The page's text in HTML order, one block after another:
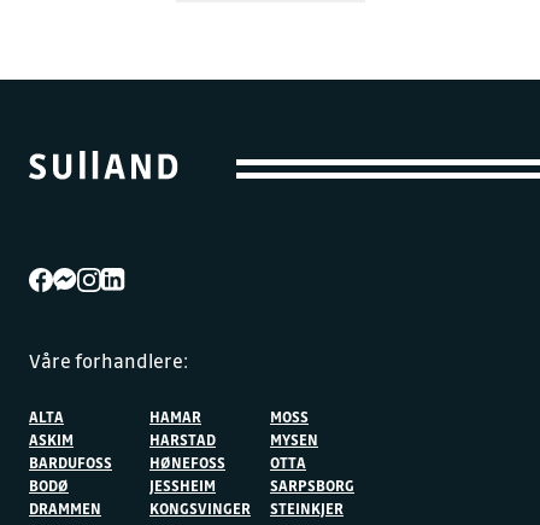
Våre forhandlere:
ALTA
ASKIM
BARDUFOSS
BODØ
DRAMMEN
HAMAR
HARSTAD
HØNEFOSS
JESSHEIM
KONGSVINGER
MOSS
MYSEN
OTTA
SARPSBORG
STEINKJER